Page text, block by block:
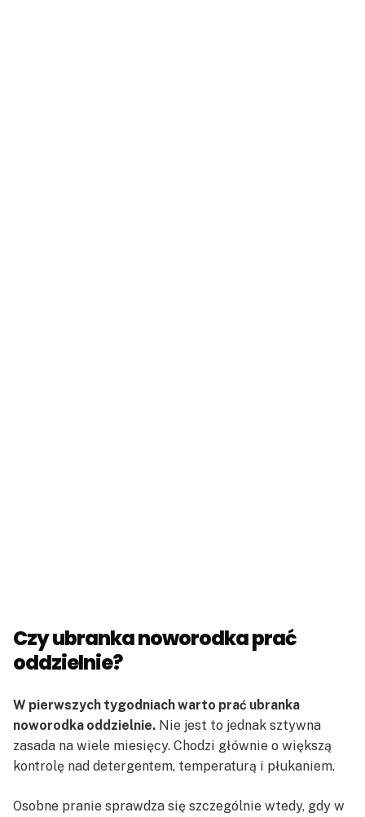
Czy ubranka noworodka prać
oddzielnie?
W pierwszych tygodniach warto prać ubranka
noworodka oddzielnie. Nie jest to jednak sztywna
zasada na wiele miesięcy. Chodzi głównie o większą
kontrolę nad detergentem, temperaturą i płukaniem.
Osobne pranie sprawdza się szczególnie wtedy, gdy w